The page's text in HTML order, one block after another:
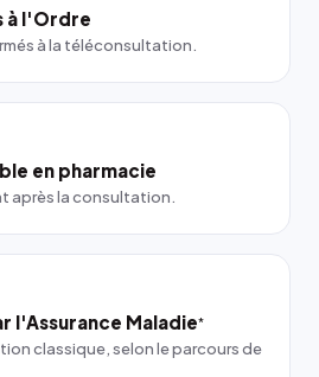
à l'Ordre
à la téléconsultation.
en pharmacie
après la consultation.
l'Assurance Maladie*
classique, selon le parcours de